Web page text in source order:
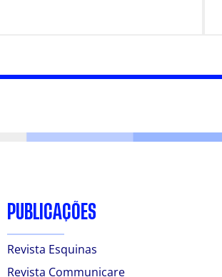
PUBLICAÇÕES
Revista Esquinas
Revista Communicare